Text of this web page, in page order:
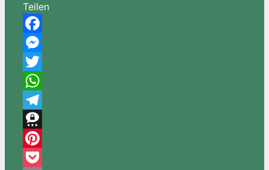
Teilen
Facebook
Messenger
Twitter
WhatsApp
Telegram
Threema
Pinterest